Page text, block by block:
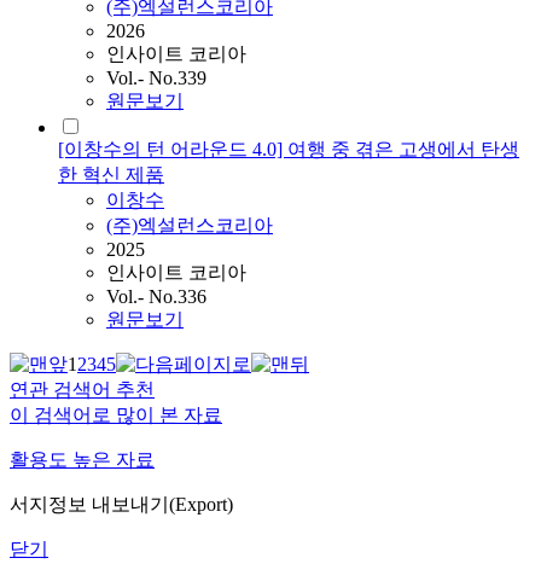
(주)엑설런스코리아
2026
인사이트 코리아
Vol.- No.339
원문보기
[이창수의 턴 어라운드 4.0] 여행 중 겪은 고생에서 탄생
한 혁신 제품
이창수
(주)엑설런스코리아
2025
인사이트 코리아
Vol.- No.336
원문보기
12345
연관 검색어 추천
이 검색어로 많이 본 자료
활용도 높은 자료
서지정보 내보내기(Export)
닫기